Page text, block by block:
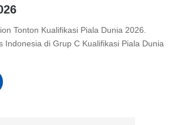
Tonton Kualifikasi Piala Dunia 2026.
Indonesia di Grup C Kualifikasi Piala Dunia